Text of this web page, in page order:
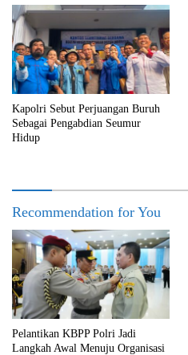
Kapolri Sebut Perjuangan Buruh
Sebagai Pengabdian Seumur
Hidup
Recommendation for You
Pelantikan KBPP Polri Jadi
Langkah Awal Menuju Organisasi